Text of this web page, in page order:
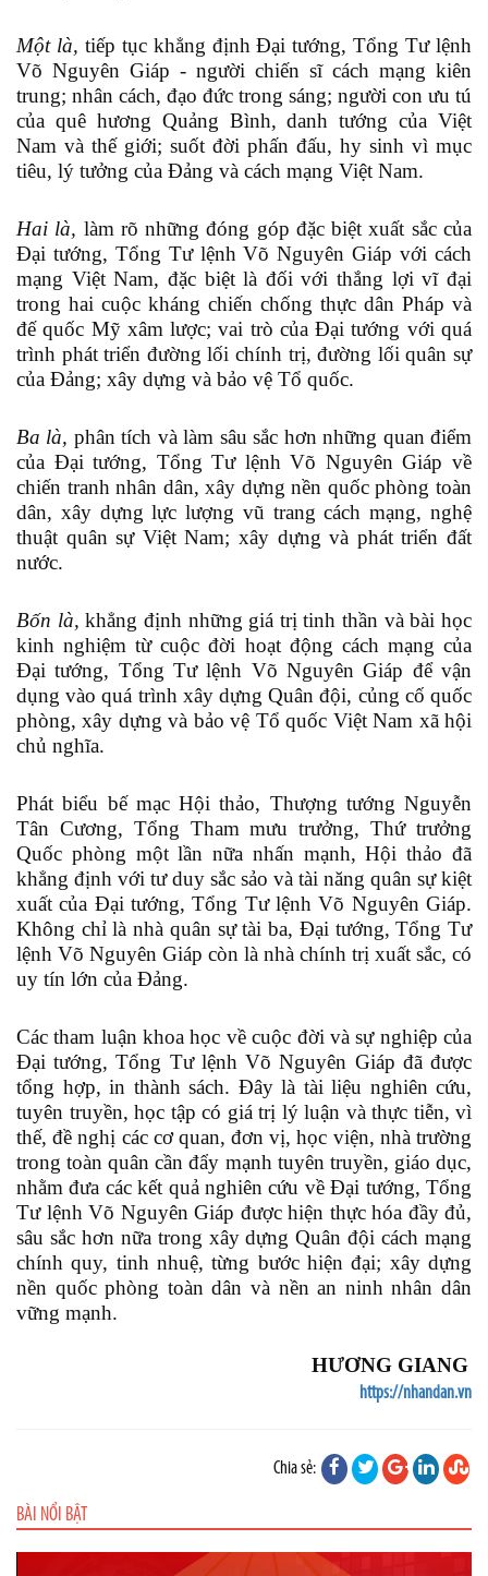
Một là, tiếp tục khẳng định Đại tướng, Tổng Tư lệnh
Võ Nguyên Giáp - người chiến sĩ cách mạng kiên
trung; nhân cách, đạo đức trong sáng; người con ưu tú
của quê hương Quảng Bình, danh tướng của Việt
Nam và thế giới; suốt đời phấn đấu, hy sinh vì mục
tiêu, lý tưởng của Đảng và cách mạng Việt Nam.
Hai là, làm rõ những đóng góp đặc biệt xuất sắc của
Đại tướng, Tổng Tư lệnh Võ Nguyên Giáp với cách
mạng Việt Nam, đặc biệt là đối với thắng lợi vĩ đại
trong hai cuộc kháng chiến chống thực dân Pháp và
đế quốc Mỹ xâm lược; vai trò của Đại tướng với quá
trình phát triển đường lối chính trị, đường lối quân sự
của Đảng; xây dựng và bảo vệ Tổ quốc.
Ba là, phân tích và làm sâu sắc hơn những quan điểm
của Đại tướng, Tổng Tư lệnh Võ Nguyên Giáp về
chiến tranh nhân dân, xây dựng nền quốc phòng toàn
dân, xây dựng lực lượng vũ trang cách mạng, nghệ
thuật quân sự Việt Nam; xây dựng và phát triển đất
nước.
Bốn là, khẳng định những giá trị tinh thần và bài học
kinh nghiệm từ cuộc đời hoạt động cách mạng của
Đại tướng, Tổng Tư lệnh Võ Nguyên Giáp để vận
dụng vào quá trình xây dựng Quân đội, củng cố quốc
phòng, xây dựng và bảo vệ Tổ quốc Việt Nam xã hội
chủ nghĩa.
Phát biểu bế mạc Hội thảo, Thượng tướng Nguyễn
Tân Cương, Tổng Tham mưu trưởng, Thứ trưởng
Quốc phòng một lần nữa nhấn mạnh, Hội thảo đã
khẳng định với tư duy sắc sảo và tài năng quân sự kiệt
xuất của Đại tướng, Tổng Tư lệnh Võ Nguyên Giáp.
Không chỉ là nhà quân sự tài ba, Đại tướng, Tổng Tư
lệnh Võ Nguyên Giáp còn là nhà chính trị xuất sắc, có
uy tín lớn của Đảng.
Các tham luận khoa học về cuộc đời và sự nghiệp của
Đại tướng, Tổng Tư lệnh Võ Nguyên Giáp đã được
tổng hợp, in thành sách. Đây là tài liệu nghiên cứu,
tuyên truyền, học tập có giá trị lý luận và thực tiễn, vì
thế, đề nghị các cơ quan, đơn vị, học viện, nhà trường
trong toàn quân cần đẩy mạnh tuyên truyền, giáo dục,
nhằm đưa các kết quả nghiên cứu về Đại tướng, Tổng
Tư lệnh Võ Nguyên Giáp được hiện thực hóa đầy đủ,
sâu sắc hơn nữa trong xây dựng Quân đội cách mạng
chính quy, tinh nhuệ, từng bước hiện đại; xây dựng
nền quốc phòng toàn dân và nền an ninh nhân dân
vững mạnh.
HƯƠNG GIANG
https://nhandan.vn
Chia sẻ:
BÀI NỔI BẬT